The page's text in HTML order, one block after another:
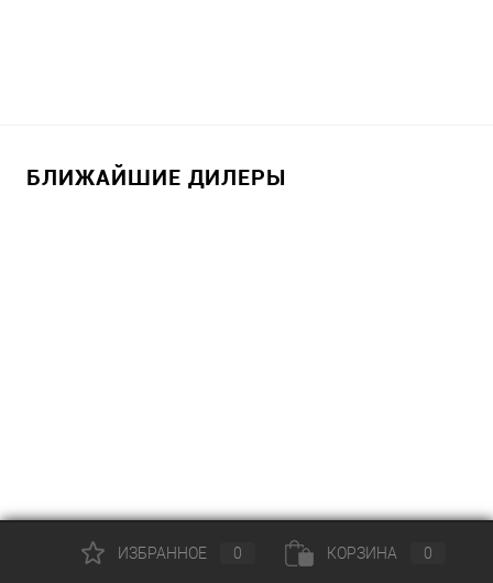
БЛИЖАЙШИЕ ДИЛЕРЫ
ИЗБРАННОЕ 0 КОРЗИНА 0